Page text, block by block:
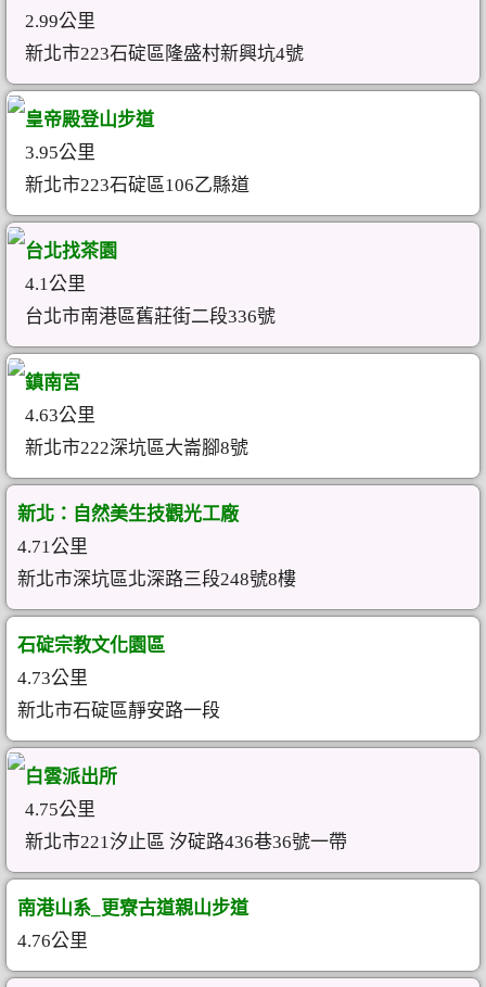
2.99公里
新北市223石碇區隆盛村新興坑4號
皇帝殿登山步道
3.95公里
新北市223石碇區106乙縣道
台北找茶園
4.1公里
台北市南港區舊莊街二段336號
鎮南宮
4.63公里
新北市222深坑區大崙腳8號
新北：自然美生技觀光工廠
4.71公里
新北市深坑區北深路三段248號8樓
石碇宗教文化園區
4.73公里
新北市石碇區靜安路一段
白雲派出所
4.75公里
新北市221汐止區 汐碇路436巷36號一帶
南港山系_更寮古道親山步道
4.76公里